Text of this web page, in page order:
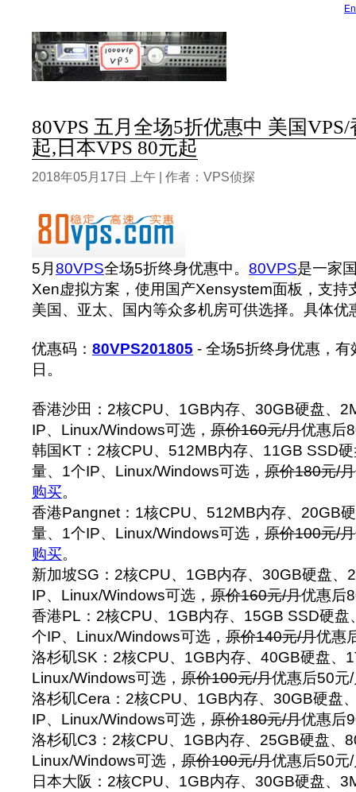
80VPS 五月全场5折优惠中 美国
起,日本VPS 80元起
2018年05月17日 上午 | 作者：VPS侦探
5月80VPS全场5折终身优惠中。 80VPS是一家
Xen虚拟方案，使用国产Xensystem面板，支持
美国、亚太、国内等众多机房可供选择。具体优
优惠码： 80VPS201805 - 全场5折终身优惠，
日。
香港沙田：2核CPU、1GB内存、30GB硬盘、
IP、Linux/Windows可选， 原价160元/月优惠后
韩国KT：2核CPU、512MB内存、11GB SSD
量、1个IP、Linux/Windows可选， 原价180元/月
购买。
香港Pangnet：1核CPU、512MB内存、20GB
量、1个IP、Linux/Windows可选， 原价100元/月
购买。
新加坡SG：2核CPU、1GB内存、30GB硬盘、
IP、Linux/Windows可选， 原价160元/月优惠后
香港PL：2核CPU、1GB内存、15GB SSD硬盘
个IP、Linux/Windows可选， 原价140元/月优惠
洛杉矶SK：2核CPU、1GB内存、40GB硬盘、
Linux/Windows可选， 原价100元/月优惠后50元
洛杉矶Cera：2核CPU、1GB内存、30GB硬盘
IP、Linux/Windows可选， 原价180元/月优惠后
洛杉矶C3：2核CPU、1GB内存、25GB硬盘、
Linux/Windows可选， 原价100元/月优惠后50元
日本大阪：2核CPU、1GB内存、30GB硬盘、